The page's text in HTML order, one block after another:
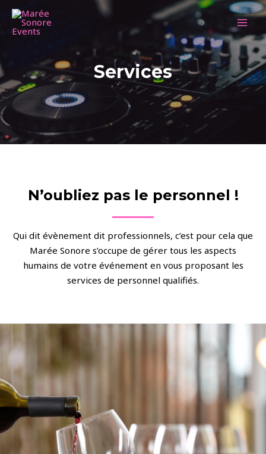
Aller
contenu
Services
N’oubliez pas le personnel !
Qui dit évènement dit professionnels, c’est pour cela que
Marée Sonore s’occupe de gérer tous les aspects
humains de votre événement en vous proposant les
services de personnel qualifiés.